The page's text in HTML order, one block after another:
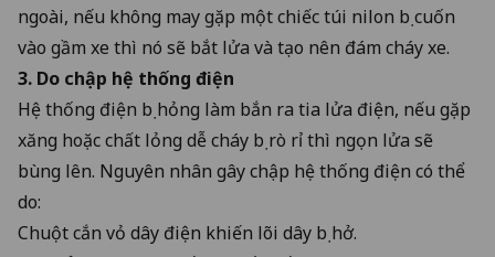
ngoài, nếu không may gặp một chiếc túi nilon bị cuốn
vào gầm xe thì nó sẽ bắt lửa và tạo nên đám cháy xe.
3. Do chập hệ thống điện
Hệ thống điện bị hỏng làm bắn ra tia lửa điện, nếu gặp
xăng hoặc chất lỏng dễ cháy bị rò rỉ thì ngọn lửa sẽ
bùng lên. Nguyên nhân gây chập hệ thống điện có thể
do:
Chuột cắn vỏ dây điện khiến lõi dây bị hở.